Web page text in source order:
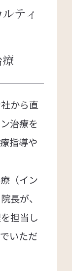
ティ
療
から直
治療を
指導や
（イン
長が、
担当し
いただ